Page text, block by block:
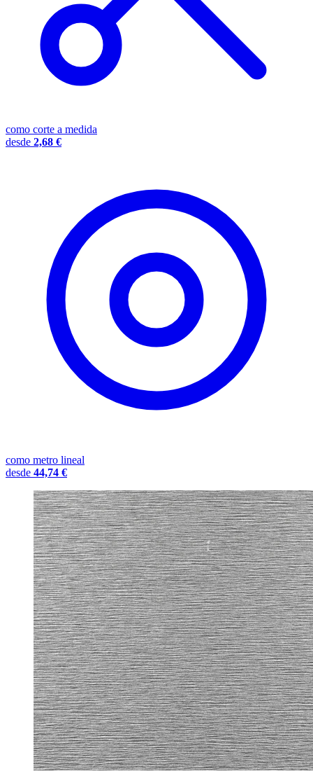
como corte a medida
desde 2,68 €
como metro lineal
desde 44,74 €